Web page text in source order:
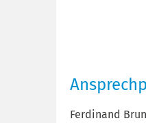
Ferdinand